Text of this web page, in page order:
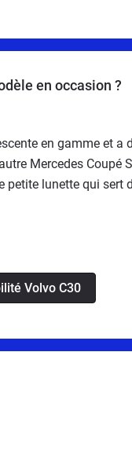
en occasion ?
en gamme et
Mercedes
petite lunette qui sert
de l'Audi, mais
tout de même
aucun souci. Les
Volvo C30